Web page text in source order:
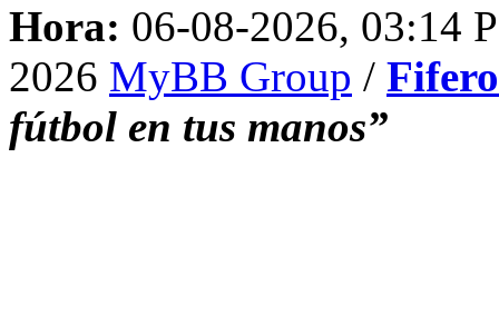
Hora: 06-08-2026, 03:14
2026 MyBB Group /
fútbol en tus manos”